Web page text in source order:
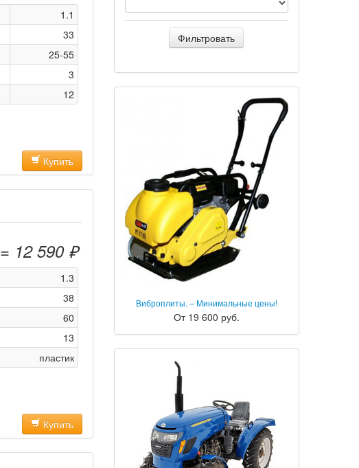
1.1
33
25-55
3
12
Купить
= 12 590 ₽
1.3
38
60
13
пластик
Купить
Фильтровать
Виброплиты. – Минимальные цены!
От 19 600 руб.